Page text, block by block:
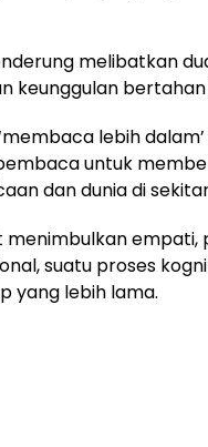
melibatkan
keunggulan bertahan
lebih
untuk
dan dunia di
menimbulkan empati,
suatu proses
yang lebih lama.